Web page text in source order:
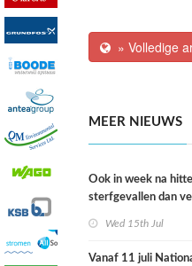
» Volledige
MEER NIEUWS
Ook in week na
sterfgevallen dan
Wed 15th Jul
Vanaf 11 juli